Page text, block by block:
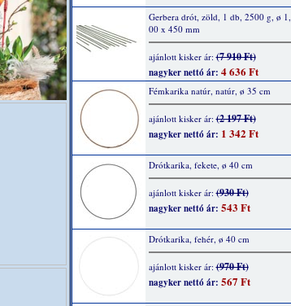
Gerbera drót, zöld, 1 db, 2500 g, ø 1,
00 x 450 mm
ajánlott kisker ár:(7 910 Ft)
nagyker nettó ár: 4 636 Ft
Fémkarika natúr, natúr, ø 35 cm
ajánlott kisker ár:(2 197 Ft)
nagyker nettó ár: 1 342 Ft
Drótkarika, fekete, ø 40 cm
ajánlott kisker ár:(930 Ft)
nagyker nettó ár: 543 Ft
Drótkarika, fehér, ø 40 cm
ajánlott kisker ár:(970 Ft)
nagyker nettó ár: 567 Ft